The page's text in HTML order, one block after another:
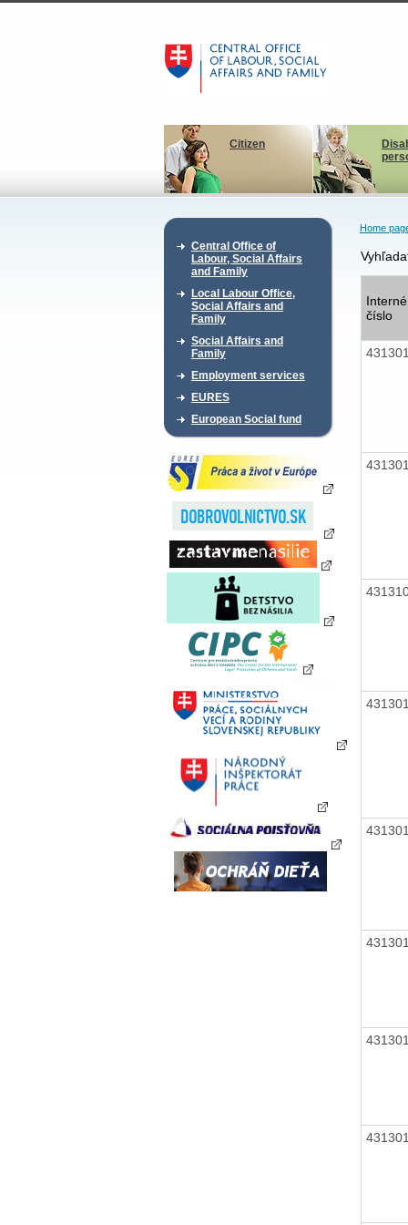
Citizen
Central Office of
Labour, Social Affairs
and Family
Local Labour Office,
Social Affairs and
Family
Social Affairs and
Family
Employment services
EURES
European Social fund
Home
Interné
číslo